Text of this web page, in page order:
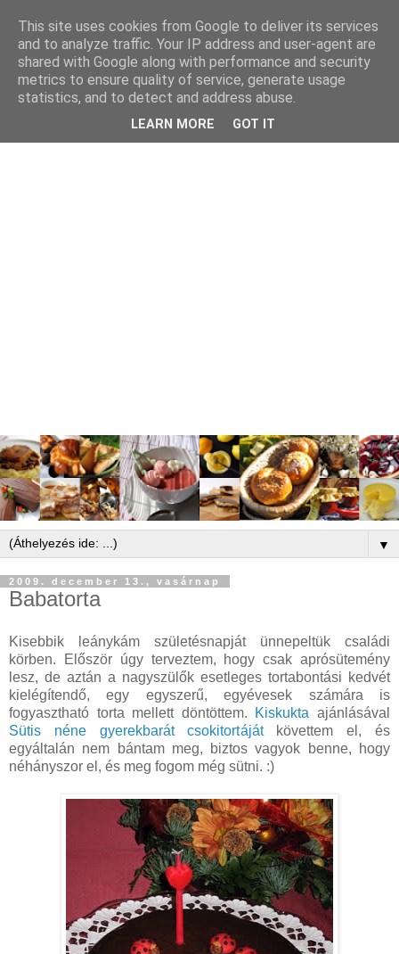
▼
2009. december 13., vasárnap
Babatorta
Kisebbik leánykám születésnapját ünnepeltük családi
körben. Először úgy terveztem, hogy csak aprósütemény
lesz, de aztán a nagyszülők esetleges tortabontási kedvét
kielégítendő, egy egyszerű, egyévesek számára is
fogyasztható torta mellett döntöttem. Kiskukta ajánlásával
Sütis néne gyerekbarát csokitortájátkövettem el, és
egyáltalán nem bántam meg, biztos vagyok benne, hogy
néhányszor el, és meg fogom még sütni. :)
This site uses cookies from Google to deliver its services
and to analyze traffic. Your IP address and user-agent are
shared with Google along with performance and security
metrics to ensure quality of service, generate usage
statistics, and to detect and address abuse.
LEARN MORE GOT IT